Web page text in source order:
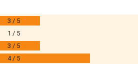
3 / 5
1 / 5
3 / 5
4 / 5